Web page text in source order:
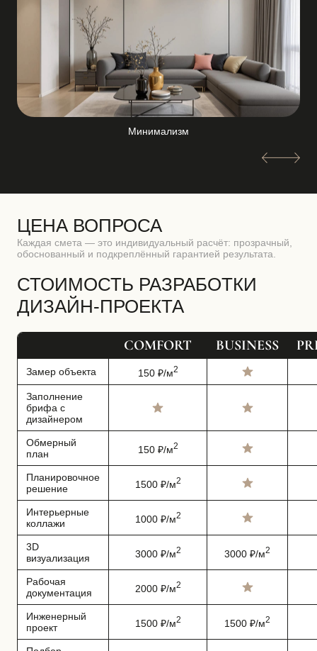
Минимализм
ЦЕНА ВОПРОСА
Каждая смета — это индивидуальный расчёт: прозрачный,
обоснованный и подкреплённый гарантией результата.
СТОИМОСТЬ РАЗРАБОТКИ
ДИЗАЙН-ПРОЕКТА
COMFORT BUSINESS
Замер объекта 150 ₽/м2
Заполнение
брифа с
дизайнером
Обмерный
план
150 ₽/м2
Планировочное
решение
1500 ₽/м2
Интерьерные
коллажи
1000 ₽/м2
3D
визуализация
3000 ₽/м2 3000 ₽/м2
Рабочая
документация
2000 ₽/м2
Инженерный
проект
1500 ₽/м2 1500 ₽/м2